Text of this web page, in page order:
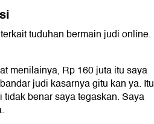
tuduhan bermain judi online.
menilainya, Rp 160 juta itu saya
judi kasarnya gitu kan ya. Itu
benar saya tegaskan. Saya